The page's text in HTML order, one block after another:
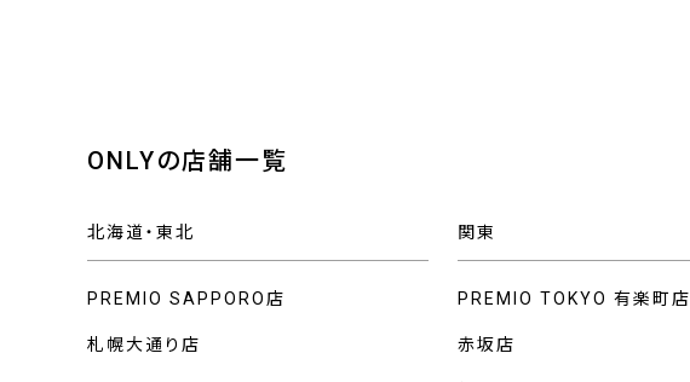
ONLYの店舗一覧
北海道・東北
PREMIO SAPPORO店
札幌大通り店
関東
PREMIO TOKYO 有楽町店
赤坂店